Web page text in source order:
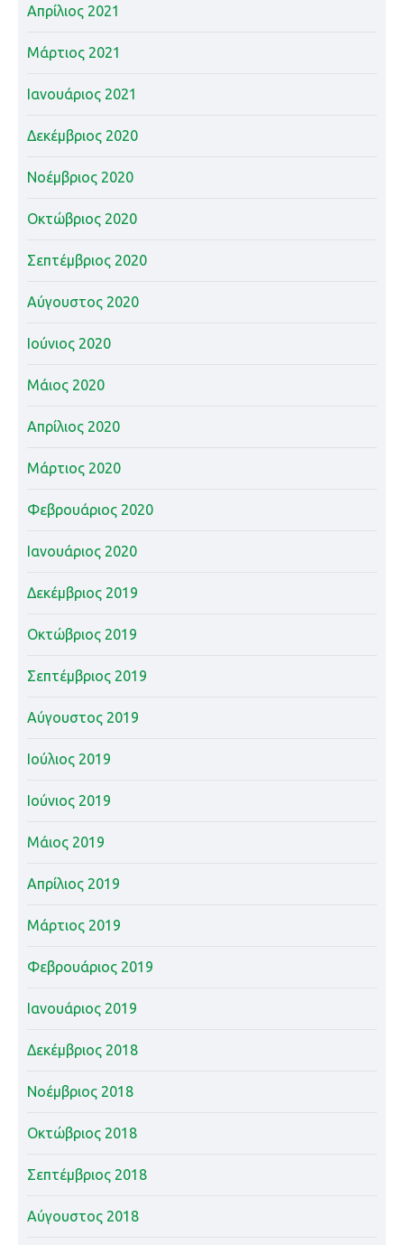
Απρίλιος 2021
Μάρτιος 2021
Ιανουάριος 2021
Δεκέμβριος 2020
Νοέμβριος 2020
Οκτώβριος 2020
Σεπτέμβριος 2020
Αύγουστος 2020
Ιούνιος 2020
Μάιος 2020
Απρίλιος 2020
Μάρτιος 2020
Φεβρουάριος 2020
Ιανουάριος 2020
Δεκέμβριος 2019
Οκτώβριος 2019
Σεπτέμβριος 2019
Αύγουστος 2019
Ιούλιος 2019
Ιούνιος 2019
Μάιος 2019
Απρίλιος 2019
Μάρτιος 2019
Φεβρουάριος 2019
Ιανουάριος 2019
Δεκέμβριος 2018
Νοέμβριος 2018
Οκτώβριος 2018
Σεπτέμβριος 2018
Αύγουστος 2018